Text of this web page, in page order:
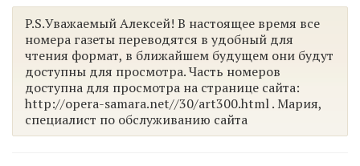
P.S.Уважаемый Алексей! В настоящее время все
номера газеты переводятся в удобный для
чтения формат, в ближайшем будущем они будут
доступны для просмотра. Часть номеров
доступна для просмотра на странице сайта:
http://opera-samara.net//30/art300.html . Мария,
специалист по обслуживанию сайта